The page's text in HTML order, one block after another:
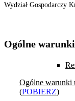
Wydział Gospodarczy
Ogólne
Ogólne warunki
(POBIERZ)